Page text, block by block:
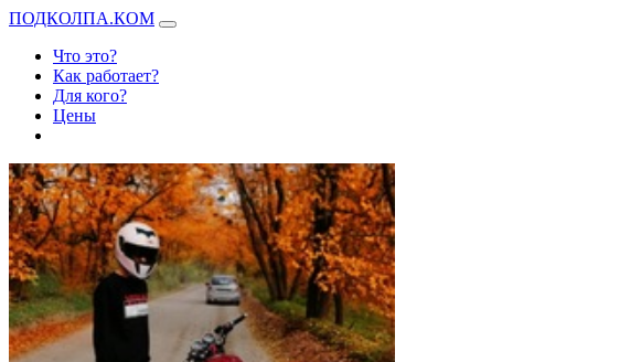
ПОДКОЛПА.КОМ
Что это?
Как работает?
Для кого?
Цены